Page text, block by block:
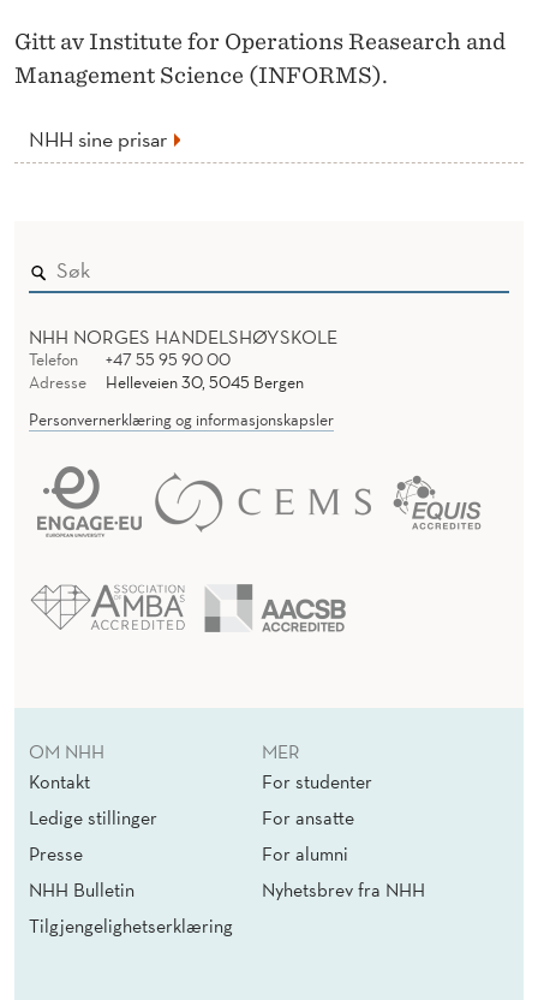
D
E
T
Gitt av Institute for Operations Reasearch and
Management Science (INFORMS).
NHH sine prisar
NHH NORGES HANDELSHØYSKOLE
Telefon
+47 55 95 90 00
Adresse
Helleveien 30, 5045 Bergen
Personvernerklæring og informasjonskapsler
OM NHH
Kontakt
Ledige stillinger
Presse
NHH Bulletin
Tilgjengelighetserklæring
MER
For studenter
For ansatte
For alumni
Nyhetsbrev fra NHH